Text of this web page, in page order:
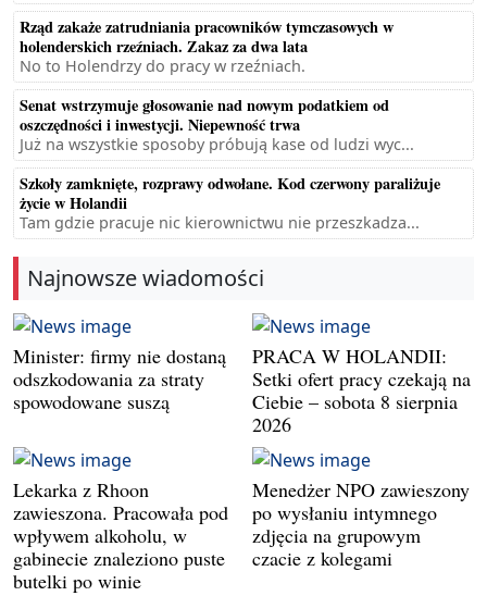
Rząd zakaże zatrudniania pracowników tymczasowych w
holenderskich rzeźniach. Zakaz za dwa lata
No to Holendrzy do pracy w rzeźniach.
Senat wstrzymuje głosowanie nad nowym podatkiem od
oszczędności i inwestycji. Niepewność trwa
Już na wszystkie sposoby próbują kase od ludzi wyc...
Szkoły zamknięte, rozprawy odwołane. Kod czerwony paraliżuje
życie w Holandii
Tam gdzie pracuje nic kierownictwu nie przeszkadza...
Najnowsze wiadomości
Minister: firmy nie dostaną
odszkodowania za straty
spowodowane suszą
PRACA W HOLANDII:
Setki ofert pracy czekają na
Ciebie – sobota 8 sierpnia
2026
Lekarka z Rhoon
zawieszona. Pracowała pod
wpływem alkoholu, w
gabinecie znaleziono puste
butelki po winie
Menedżer NPO zawieszony
po wysłaniu intymnego
zdjęcia na grupowym
czacie z kolegami